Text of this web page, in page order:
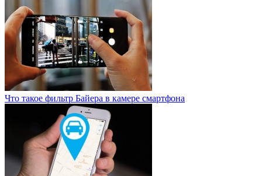
Что такое фильтр Байера в камере смартфона